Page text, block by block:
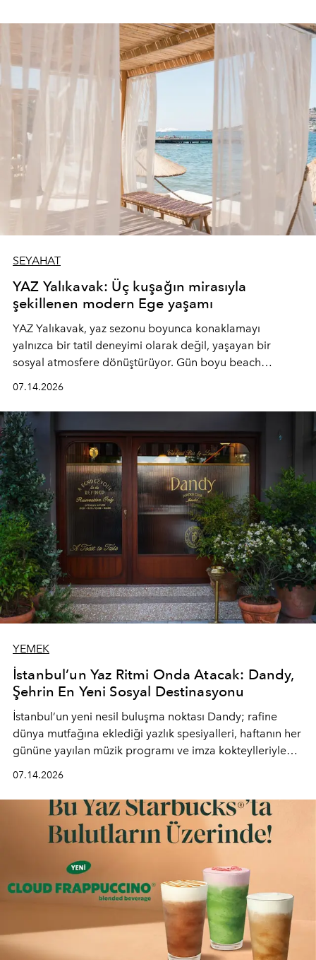
SEYAHAT
YAZ Yalıkavak: Üç kuşağın mirasıyla
şekillenen modern Ege yaşamı
YAZ Yalıkavak, yaz sezonu boyunca konaklamayı
yalnızca bir tatil deneyimi olarak değil, yaşayan bir
sosyal atmosfere dönüştürüyor. Gün boyu beach
mutfağını modern dokunuşlarla müzikle buluşturan
tematik gastronomi geceleri misafirlerle buluşuyor.
Paylaşıma, lezzete ve müziğe odaklanan bu özel
akşamlar, YAZ’ın sade lüks anlayışını gün batımından
geceye taşıyarak her hafta farklı bir deneyim sunuyor.
07.14.2026
YEMEK
İstanbul’un Yaz Ritmi Onda Atacak: Dandy,
Şehrin En Yeni Sosyal Destinasyonu
İstanbul’un yeni nesil buluşma noktası Dandy; rafine
dünya mutfağına eklediği yazlık spesiyalleri, haftanın her
gününe yayılan müzik programı ve imza kokteylleriyle
lüks" anlayışıyla buluşturan mekan; gurme lezzetleri, iyi
müziği ve açık havadaki özel puro alanını tek bir çatı
altında sunuyor.
07.14.2026